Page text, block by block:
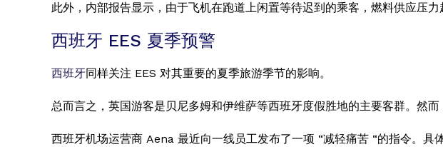
此外，内部报告显示，由于飞机在跑道上闲置等待迟到的乘客，燃料供应压
西班牙 EES 夏季预警
西班牙同样关注 EES 对其重要的夏季旅游季节的影响。
总而言之，英国游客是贝尼多姆和伊维萨等西班牙度假胜地的主要客群。然
西班牙机场运营商 Aena 最近向一线员工发布了一项 “减轻痛苦 “的指令。